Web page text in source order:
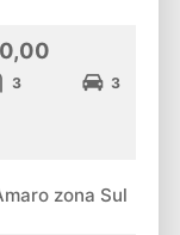
3 3
zona Sul